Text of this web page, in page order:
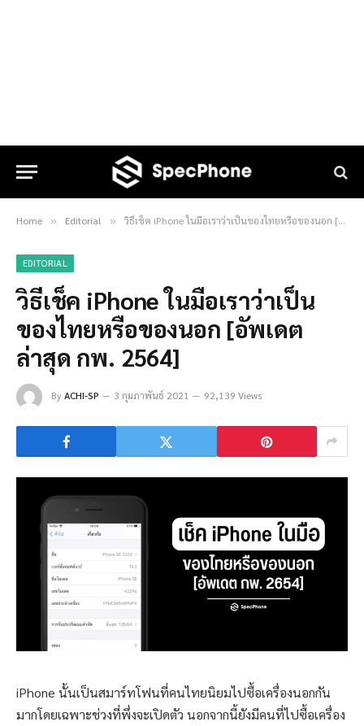
Home » Editorial » วิธีเช็ค iPhone ในมือเราว่าเป็นของไทยหรือของนอก [อัพเดตล่าสุด กพ. 2564]
EDITORIAL
วิธีเช็ค iPhone ในมือเราว่าเป็น
ของไทยหรือของนอก [อัพเดต
ล่าสุด กพ. 2564]
ByACHI-SP 3 กุมภาพันธ์ 2021 92,139 Views
iPhone นั้นเป็นสมาร์ทโฟนที่คนไทยนิยมไปซื้อเครื่องนอกกัน
มากโดยเฉพาะช่วงที่พึ่งจะเปิดตัว นอกจากนี้ยังมีคนที่ไปซื้อเครื่อง